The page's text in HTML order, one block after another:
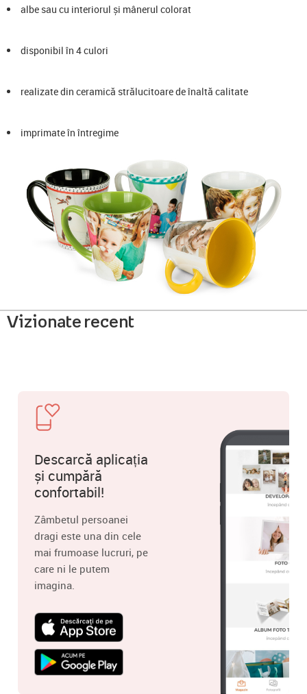
albe sau cu interiorul și mânerul colorat
disponibil în 4 culori
realizate din ceramică strălucitoare de înaltă calitate
imprimate în întregime
Vizionate recent
Descarcă aplicația
și cumpără
confortabil!
Zâmbetul persoanei
dragi este una din cele
mai frumoase lucruri, pe
care ni le putem
imagina.